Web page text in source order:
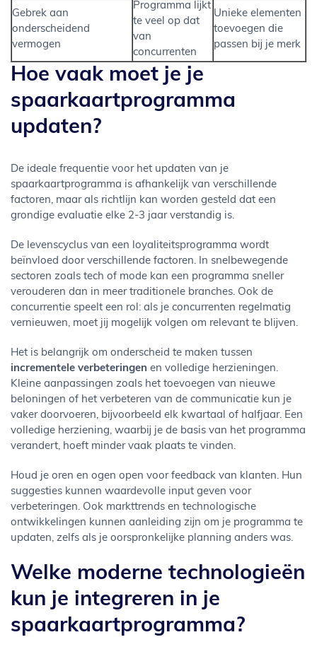
Gebrek aan
onderscheidend
vermogen
Programma lijkt
te veel op dat
van
concurrenten
Unieke elementen
toevoegen die
passen bij je merk
Hoe vaak moet je je
spaarkaartprogramma
updaten?
De ideale frequentie voor het updaten van je
spaarkaartprogramma is afhankelijk van verschillende
factoren, maar als richtlijn kan worden gesteld dat een
grondige evaluatie elke 2-3 jaar verstandig is.
De levenscyclus van een loyaliteitsprogramma wordt
beïnvloed door verschillende factoren. In snelbewegende
sectoren zoals tech of mode kan een programma sneller
verouderen dan in meer traditionele branches. Ook de
concurrentie speelt een rol: als je concurrenten regelmatig
vernieuwen, moet jij mogelijk volgen om relevant te blijven.
Het is belangrijk om onderscheid te maken tussen
incrementele verbeteringen en volledige herzieningen.
Kleine aanpassingen zoals het toevoegen van nieuwe
beloningen of het verbeteren van de communicatie kun je
vaker doorvoeren, bijvoorbeeld elk kwartaal of halfjaar. Een
volledige herziening, waarbij je de basis van het programma
verandert, hoeft minder vaak plaats te vinden.
Houd je oren en ogen open voor feedback van klanten. Hun
suggesties kunnen waardevolle input geven voor
verbeteringen. Ook markttrends en technologische
ontwikkelingen kunnen aanleiding zijn om je programma te
updaten, zelfs als je oorspronkelijke planning anders was.
Welke moderne technologieën
kun je integreren in je
spaarkaartprogramma?